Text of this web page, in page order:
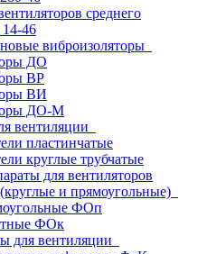
среднего
46
виброизоляторы
ДО
ВР
ВИ
ДО-М
вентиляции
пластинчатые
круглые трубчатые
для вентиляторов
и прямоугольные)
ФОп
ФОк
для вентиляции